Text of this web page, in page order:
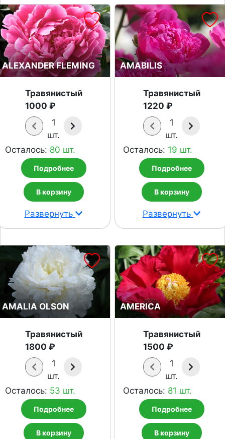
ALEXANDER FLEMING
Травянистый
1000 ₽
1
шт.
Осталось: 80 шт.
Подробнее
В корзину
Развернуть
AMABILIS
Травянистый
1220 ₽
1
шт.
Осталось: 19 шт.
Подробнее
В корзину
Развернуть
AMALIA OLSON
Травянистый
1800 ₽
1
шт.
Осталось: 53 шт.
Подробнее
В корзину
AMERICA
Травянистый
1500 ₽
1
шт.
Осталось: 81 шт.
Подробнее
В корзину